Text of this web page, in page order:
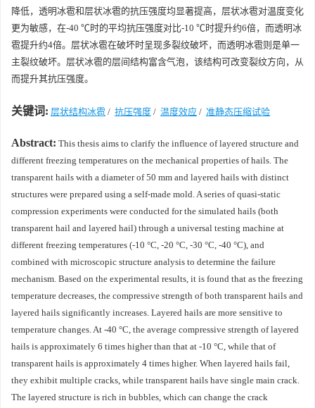
降低，透明冰雹和层状冰雹的抗压强度均显著提高，层状冰雹对温度变化
更为敏感，在-40 ℃时的平均抗压强度对比-10 ℃时提升约6倍，而透明冰
雹提升约4倍。层状冰雹在破坏时呈现多裂纹破坏，而透明冰雹则是单一
主裂纹破坏。层状冰雹的层间结构富含气泡，该结构可改变裂纹方向，从
而提升其抗压强度。
关键词: 层状结构冰雹 / 抗压强度 / 温度效应 / 准静态压缩试验
Abstract: This thesis aims to clarify the influence of layered structure and
different freezing temperatures on the mechanical properties of hails. The
transparent hails with a diameter of 50 mm and layered hails with distinct
structures were prepared using a self-made mold. A series of quasi-static
compression experiments were conducted for the simulated hails (both
transparent hail and layered hail) through a universal testing machine at
different freezing temperatures (-10 °C, -20 °C, -30 °C, -40 °C), and
combined with microscopic structure analysis to determine the failure
mechanism. Based on the experimental results, it is found that as the freezing
temperature decreases, the compressive strength of both transparent hails and
layered hails significantly increases. Layered hails are more sensitive to
temperature changes. At -40 °C, the average compressive strength of layered
hails is approximately 6 times higher than that at -10 °C, while that of
transparent hails is approximately 4 times higher. When layered hails fail,
they exhibit multiple cracks, while transparent hails have single main crack.
The layered structure is rich in bubbles, which can change the crack